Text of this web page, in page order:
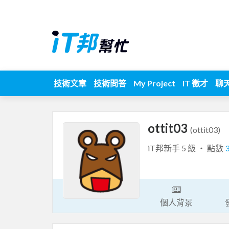
技術文章 技術問答 My Project iT 徵才 聊
ottit03 (ottit03)
iT邦新手 5 級 ‧ 點數
個人背景